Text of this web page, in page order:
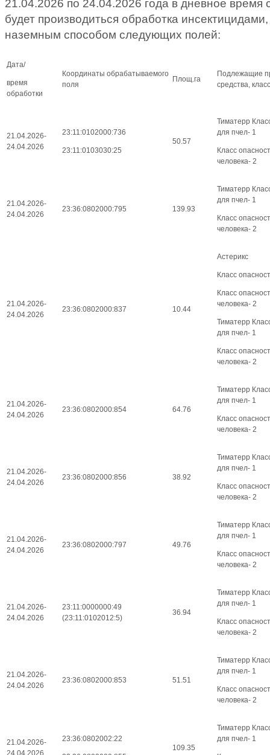
21.04.2026 по 24.04.2026 года в дневное время
будет производиться обработка
наземным способом следующих полей:
Дата/
время
обработки
Координаты обрабатываемого
поля
Площ.га
Подлежащие
средства,
21.04.2026-
24.04.2026
23:11:0102000:736
23:11:0103030:25
50.57
Тиматерр
для пчел- 1
Класс
человека- 2
21.04.2026-
24.04.2026
23:36:0802000:795 139.93
Тиматерр
для пчел- 1
Класс
человека- 2
21.04.2026-
24.04.2026
23:36:0802000:837 10.44
Астерикс
Класс
Класс
человека- 2
Тиматерр
для пчел- 1
Класс
человека- 2
21.04.2026-
24.04.2026
23:36:0802000:854 64.76
Тиматерр
для пчел- 1
Класс
человека- 2
21.04.2026-
24.04.2026
23:36:0802000:856 38.92
Тиматерр
для пчел- 1
Класс
человека- 2
21.04.2026-
24.04.2026
23:36:0802000:797 49.76
Тиматерр
для пчел- 1
Класс
человека- 2
21.04.2026-
24.04.2026
23:11:0000000:49
(23:11:0102012:5)
36.94
Тиматерр
для пчел- 1
Класс
человека- 2
21.04.2026-
24.04.2026
23:36:0802000:853 51.51
Тиматерр
для пчел- 1
Класс
человека- 2
21.04.2026-
23:36:0802002:22
109.35
Тиматерр
для пчел- 1